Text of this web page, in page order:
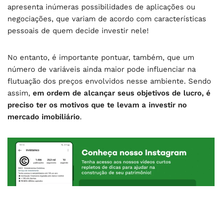
apresenta inúmeras possibilidades de aplicações ou
negociações, que variam de acordo com características
pessoais de quem decide investir nele!
No entanto, é importante pontuar, também, que um
número de variáveis ainda maior pode influenciar na
flutuação dos preços envolvidos nesse ambiente. Sendo
assim, em ordem de alcançar seus objetivos de lucro, é
preciso ter os motivos que te levam a investir no
mercado imobiliário.